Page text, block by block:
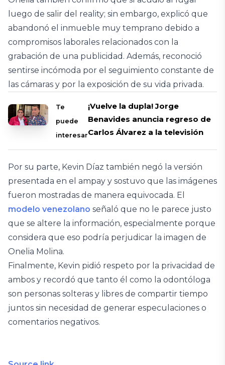
luego de salir del reality; sin embargo, explicó que
abandonó el inmueble muy temprano debido a
compromisos laborales relacionados con la
grabación de una publicidad. Además, reconoció
sentirse incómoda por el seguimiento constante de
las cámaras y por la exposición de su vida privada.
Te
puede
interesar
¡Vuelve la dupla! Jorge
Benavides anuncia regreso de
Carlos Álvarez a la televisión
Por su parte, Kevin Díaz también negó la versión
presentada en el ampay y sostuvo que las imágenes
fueron mostradas de manera equivocada. El
modelo venezolano señaló que no le parece justo
que se altere la información, especialmente porque
considera que eso podría perjudicar la imagen de
Onelia Molina.
Finalmente, Kevin pidió respeto por la privacidad de
ambos y recordó que tanto él como la odontóloga
son personas solteras y libres de compartir tiempo
juntos sin necesidad de generar especulaciones o
comentarios negativos.